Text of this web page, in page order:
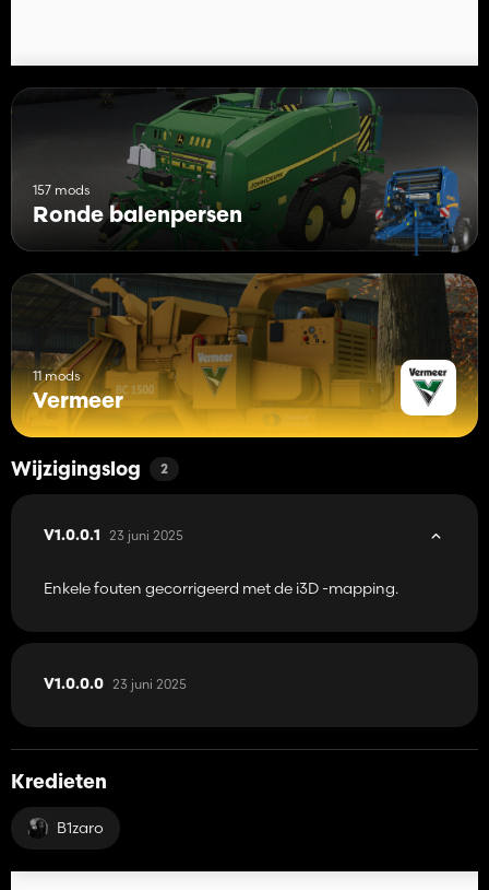
157 mods
Ronde balenpersen
11 mods
Vermeer
Wijzigingslog 2
V1.0.0.1 23 juni 2025
Enkele fouten gecorrigeerd met de i3D -mapping.
V1.0.0.0 23 juni 2025
Kredieten
B1zaro